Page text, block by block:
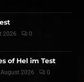
2026 0
of Hel im Test
2026 0